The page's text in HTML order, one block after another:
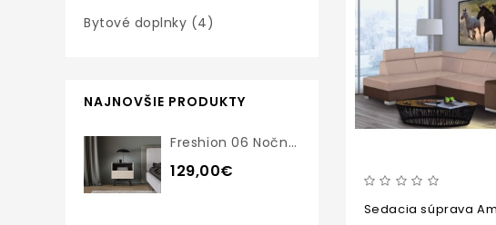
Bytové doplnky (4)
NAJNOVŠIE PRODUKTY
Freshion 06 Nočný Stolík
129,00€